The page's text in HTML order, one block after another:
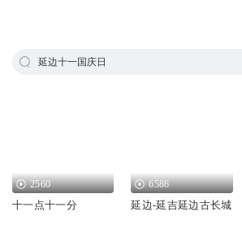
延边十一国庆日
2560
十一点十一分
6586
延边-延吉延边古长城